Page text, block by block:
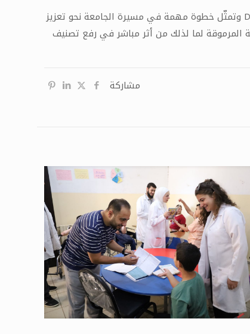
وأوضح رئيس الجامعة الدكتور “طارق حسام الدين” أنّ هذه الأبحاث النوعية والمنشورة في مجلات عالمية مصنفة ضمن الفئة العليا D1 وتمثّل خطوة مهمة في مسيرة الجامعة نحو تعزيز
المرموقة لما لذلك من أثر مباشر في رفع تصنيف
مشاركة